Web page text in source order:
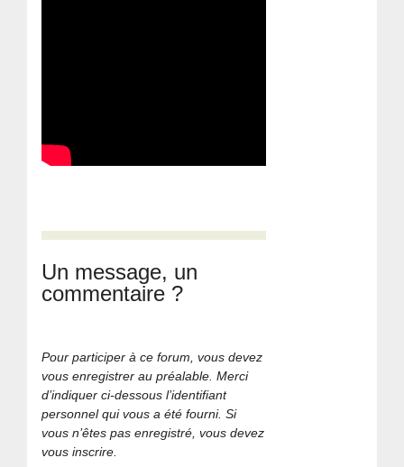
Un message, un
commentaire ?
Pour participer à ce forum, vous devez
vous enregistrer au préalable. Merci
d’indiquer ci-dessous l’identifiant
personnel qui vous a été fourni. Si
vous n’êtes pas enregistré, vous devez
vous inscrire.